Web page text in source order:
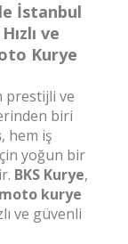
İstanbul
ve
Kurye
prestijli ve
biri
, hem iş
yoğun bir
BKS Kurye,
kurye
ve güvenli